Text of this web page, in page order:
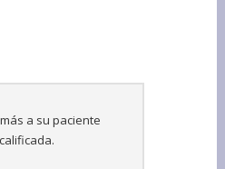
a su paciente